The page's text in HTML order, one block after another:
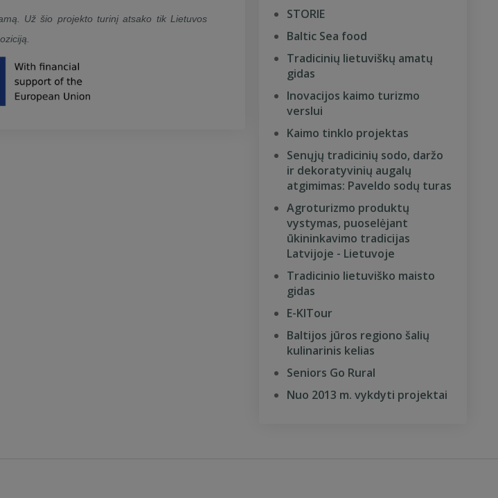
Už šio projekto turinį atsako tik Lietuvos
STORIE
Baltic Sea food
Tradicinių lietuviškų amatų
gidas
Inovacijos kaimo turizmo
verslui
Kaimo tinklo projektas
Senųjų tradicinių sodo, daržo
ir dekoratyvinių augalų
atgimimas: Paveldo sodų turas
Agroturizmo produktų
vystymas, puoselėjant
ūkininkavimo tradicijas
Latvijoje - Lietuvoje
Tradicinio lietuviško maisto
gidas
E-KITour
Baltijos jūros regiono šalių
kulinarinis kelias
Seniors Go Rural
Nuo 2013 m. vykdyti projektai